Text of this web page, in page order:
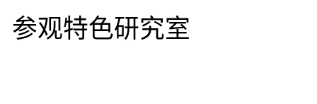
参观特色研究室